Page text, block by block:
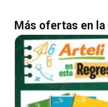
Más ofertas en